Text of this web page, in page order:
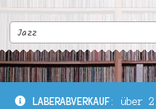
LABERABVERKAUF : über
Jazz